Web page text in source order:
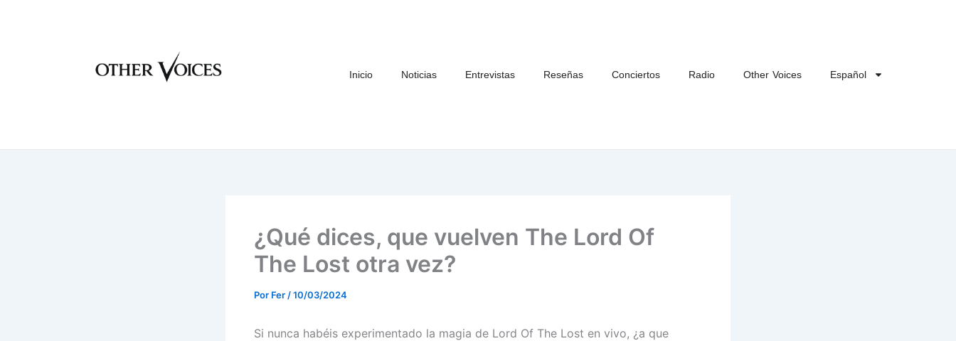
Inicio Noticias Entrevistas Reseñas Conciertos Radio Other Voices Español
¿Qué dices, que vuelven The Lord Of
The Lost otra vez?
Por Fer /10/03/2024
Si nunca habéis experimentado la magia de Lord Of The Lost en vivo, ¿a que